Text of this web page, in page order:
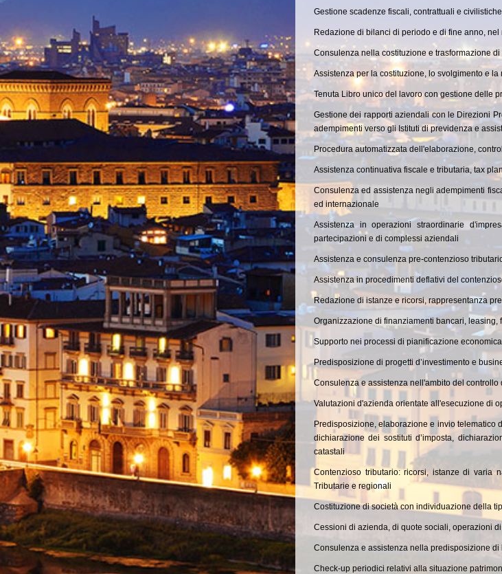
Gestione scadenze fiscali, contrattuali e civilistiche
Redazione di bilanci di periodo e di fine anno,
Consulenza nella costituzione e trasformazione di
Assistenza per la costituzione, lo svolgimento e
Tenuta Libro unico del lavoro con gestione delle
Gestione dei rapporti aziendali con le Direzioni
adempimenti verso gli Istituti di previdenza e
Procedura automatizzata dell'elaborazione,
Assistenza continuativa fiscale e tributaria, tax
Consulenza ed assistenza negli adempimenti
ed internazionale
Assistenza in operazioni straordinarie
partecipazioni e di complessi aziendali
Assistenza e consulenza pre-contenzioso
Assistenza in procedimenti deflativi del
Redazione di istanze e ricorsi, rappresentanza
Organizzazione di finanziamenti bancari, leasing,
Supporto nei processi di pianificazione
Predisposizione di progetti d’investimento e
Consulenza e assistenza nell'ambito del
Valutazioni d'azienda orientate all'esecuzione di
Predisposizione, elaborazione e invio telematico
dichiarazione dei sostituti d’imposta,
catastali
Contenzioso tributario: ricorsi, istanze di varia
Tributarie e regionali
Costituzione di società con individuazione della
Cessioni di azienda, di quote sociali, operazioni
Consulenza e assistenza nella predisposizione
Check-up periodici relativi alla situazione